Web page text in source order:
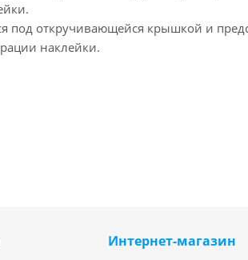
под откручивающейся крышкой и
наклейки.
Интернет-магазин